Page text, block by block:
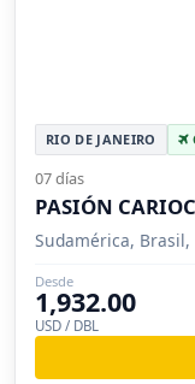
RIO DE JANEIRO
07 días
PASIÓN
Sudamérica, Brasil,
Desde
1,932.00
USD / DBL